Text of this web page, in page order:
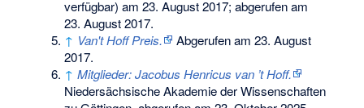
verfügbar) am23. August 2017; abgerufen am
23. August 2017.
↑ Van't Hoff Preis.
Abgerufen am 23. August
2017.
↑ Mitglieder: Jacobus Henricus van ’t Hoff.
Niedersächsische Akademie der Wissenschaften